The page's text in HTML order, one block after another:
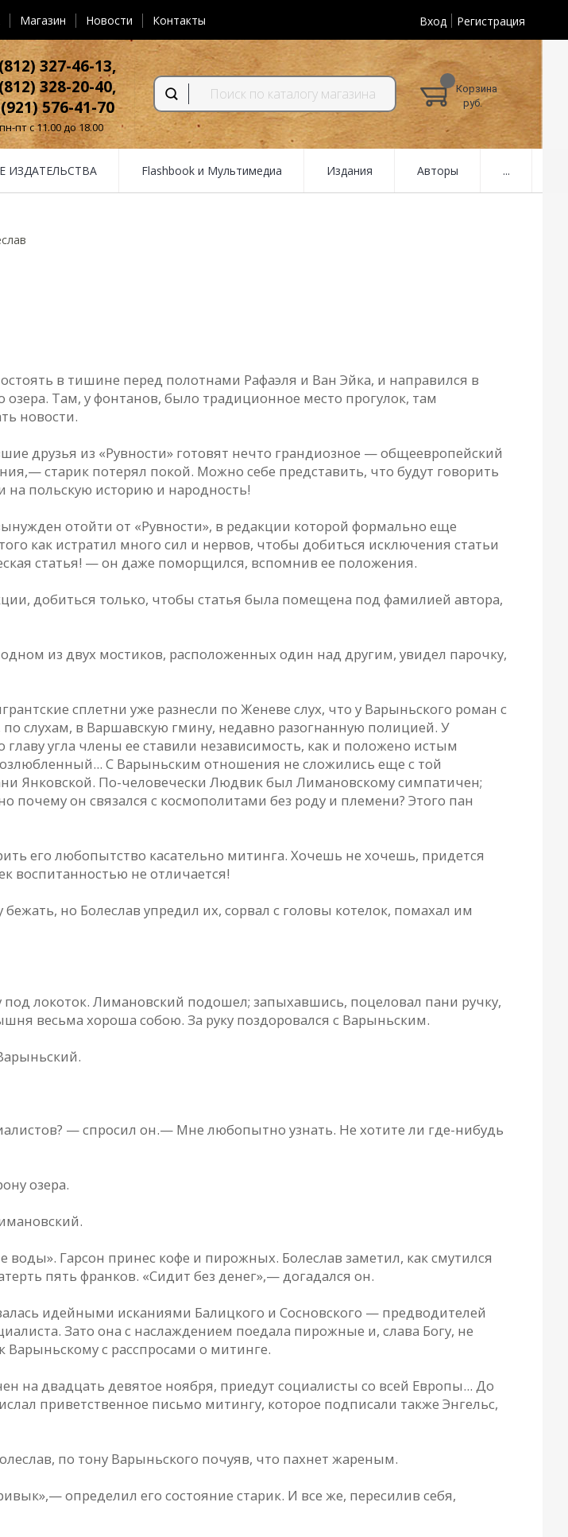
Магазин Новости Контакты Вход Регистрация
327-46-13,
328-20-40,
576-41-70
пт с 11.00 до 18.00
Корзина
руб.
ИЗДАТЕЛЬСТВА Flashbook и Мультимедиа Издания Авторы ...
в тишине перед полотнами Рафаэля и Ван Эйка, и направился в
Там, у фонтанов, было традиционное место прогулок, там
новости.
друзья из «Рувности» готовят нечто грандиозное — общеевропейский
старик потерял покой. Можно себе представить, что будут говорить
польскую историю и народность!
отойти от «Рувности», в редакции которой формально еще
как истратил много сил и нервов, чтобы добиться исключения статьи
статья! — он даже поморщился, вспомнив ее положения.
добиться только, чтобы статья была помещена под фамилией автора,
из двух мостиков, расположенных один над другим, увидел парочку,
сплетни уже разнесли по Женеве слух, что у Варыньского роман с
слухам, в Варшавскую гмину, недавно разогнанную полицией. У
угла члены ее ставили независимость, как и положено истым
С Варыньским отношения не сложились еще с той
Янковской. По-человечески Людвик был Лимановскому симпатичен;
он связался с космополитами без роду и племени? Этого пан
его любопытство касательно митинга. Хочешь не хочешь, придется
воспитанностью не отличается!
но Болеслав упредил их, сорвал с головы котелок, помахал им
локоток. Лимановский подошел; запыхавшись, поцеловал пани ручку,
весьма хороша собою. За руку поздоровался с Варыньским.
— спросил он.— Мне любопытно узнать. Не хотите ли где-нибудь
озера.
Гарсон принес кофе и пирожных. Болеслав заметил, как смутился
пять франков. «Сидит без денег»,— догадался он.
идейными исканиями Балицкого и Сосновского — предводителей
Зато она с наслаждением поедала пирожные и, слава Богу, не
с расспросами о митинге.
на двадцать девятое ноября, приедут социалисты со всей Европы... До
приветственное письмо митингу, которое подписали также Энгельс,
по тону Варыньского почуяв, что пахнет жареным.
определил его состояние старик. И все же, пересилив себя,